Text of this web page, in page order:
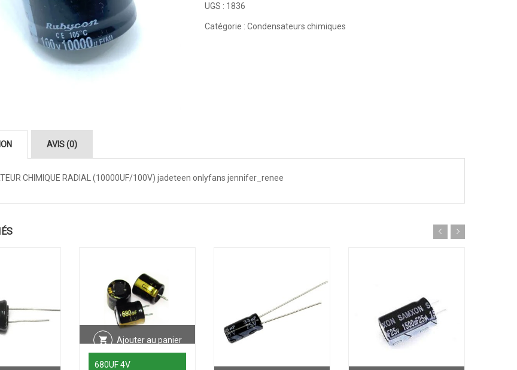
UGS : 1836
Catégorie : Condensateurs chimiques
AVIS (0)
CHIMIQUE RADIAL (10000UF/100V) jadeteen onlyfans jennifer_renee
Ajouter au panier
680UF 4V